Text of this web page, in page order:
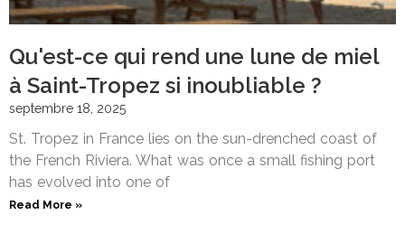
Qu'est-ce qui rend une lune de miel
à Saint-Tropez si inoubliable ?
septembre 18, 2025
St. Tropez in France lies on the sun-drenched coast of
the French Riviera. What was once a small fishing port
has evolved into one of
Read More »